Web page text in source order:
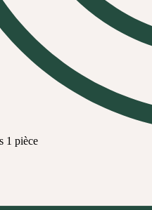
1 pièce